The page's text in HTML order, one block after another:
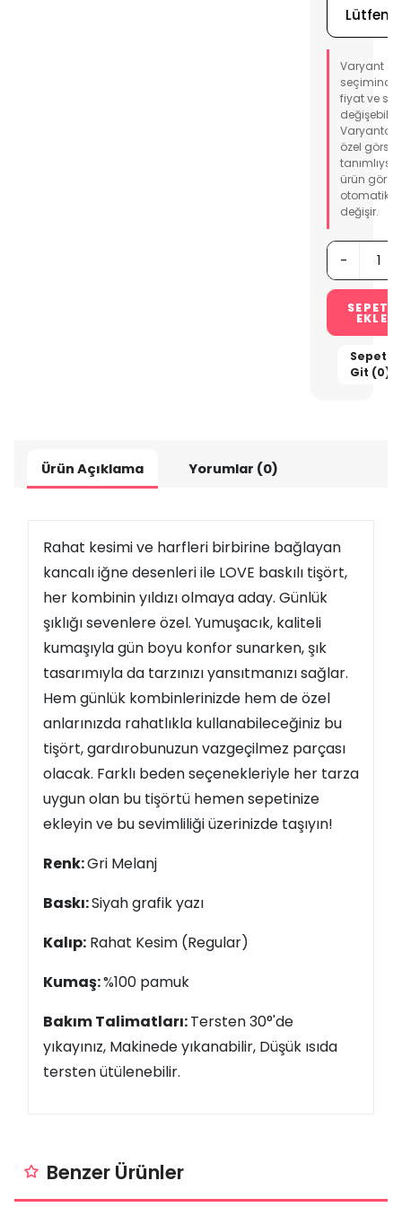
Varyant
seçiminde
fiyat ve
değişebilir.
Varyanta
özel görsel
tanımlıysa
ürün
otomatik
değişir.
-
SEPETE
EKLE
Sepete
Git (0)
Ürün Açıklama Yorumlar (0)
Rahat kesimi ve harfleri birbirine bağlayan
kancalı iğne desenleri ile LOVE baskılı tişört,
her kombinin yıldızı olmaya aday. Günlük
şıklığı sevenlere özel. Yumuşacık, kaliteli
kumaşıyla gün boyu konfor sunarken, şık
tasarımıyla da tarzınızı yansıtmanızı sağlar.
Hem günlük kombinlerinizde hem de özel
anlarınızda rahatlıkla kullanabileceğiniz bu
tişört, gardırobunuzun vazgeçilmez parçası
olacak. Farklı beden seçenekleriyle her tarza
uygun olan bu tişörtü hemen sepetinize
ekleyin ve bu sevimliliği üzerinizde taşıyın!
Renk:Gri Melanj
Baskı:Siyah grafik yazı
Kalıp: Rahat Kesim (Regular)
Kumaş:%100 pamuk
Bakım Talimatları:Tersten 30°'de
yıkayınız, Makinede yıkanabilir, Düşük ısıda
tersten ütülenebilir.
Benzer Ürünler